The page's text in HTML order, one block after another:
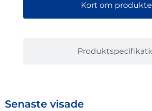
Kort om
Senaste visade